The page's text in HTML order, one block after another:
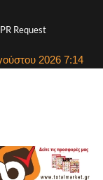
Request
2026 7:14